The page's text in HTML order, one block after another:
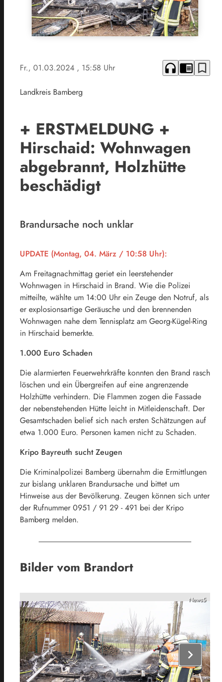
Fr., 01.03.2024 , 15:58 Uhr headphones chrome_reader_mode bookmark_border
Landkreis Bamberg
+ ERSTMELDUNG +
Hirschaid: Wohnwagen
abgebrannt, Holzhütte
beschädigt
Brandursache noch unklar
UPDATE (Montag, 04. März / 10:58 Uhr):
Am Freitagnachmittag geriet ein leerstehender
Wohnwagen in Hirschaid in Brand. Wie die Polizei
mitteilte, wählte um 14:00 Uhr ein Zeuge den Notruf, als
er explosionsartige Geräusche und den brennenden
Wohnwagen nahe dem Tennisplatz am Georg-Kügel-Ring
in Hirschaid bemerkte.
1.000 Euro Schaden
Die alarmierten Feuerwehrkräfte konnten den Brand rasch
löschen und ein Übergreifen auf eine angrenzende
Holzhütte verhindern. Die Flammen zogen die Fassade
der nebenstehenden Hütte leicht in Mitleidenschaft. Der
Gesamtschaden belief sich nach ersten Schätzungen auf
etwa 1.000 Euro. Personen kamen nicht zu Schaden.
Kripo Bayreuth sucht Zeugen
Die Kriminalpolizei Bamberg übernahm die Ermittlungen
zur bislang unklaren Brandursache und bittet um
Hinweise aus der Bevölkerung. Zeugen können sich unter
der Rufnummer 0951 / 91 29 - 491 bei der Kripo
Bamberg melden.
Bilder vom Brandort
News5
chevron_right